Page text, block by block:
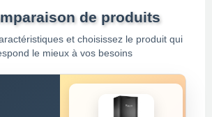
de produits
et choisissez le produit qui
le mieux à vos besoins